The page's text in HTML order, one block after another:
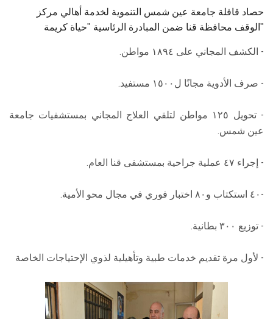
حصاد قافلة جامعة عين شمس التنموية لخدمة أهالي مركز
الوقف محافظة قنا ضمن المبادرة الرئاسية "حياة كريمة"
- الكشف المجاني على ١٨٩٤ مواطن.
- صرف الأدوية مجانًا ل١٥٠٠ مستفيد.
- تحويل ١٢٥ مواطن لتلقي العلاج المجاني بمستشفيات جامعة
عين شمس.
- إجراء ٤٧ عملية جراحية بمستشفى قنا العام.
-٤٠ استكتاب و٨٠ اختبار فوري في مجال محو الأمية.
- توزيع ٣٠٠ بطانية.
- لأول مرة تقديم خدمات طبية وتأهيلية لذوي الإحتياجات الخاصة